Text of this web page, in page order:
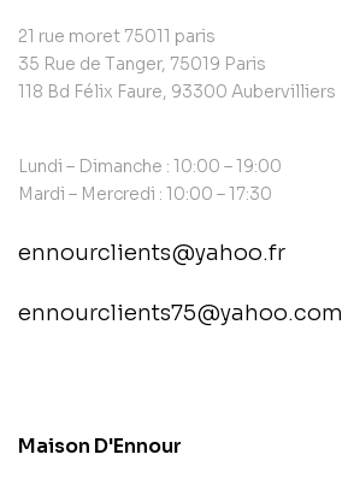
21 rue moret 75011 paris
35 Rue de Tanger, 75019 Paris
118 Bd Félix Faure, 93300 Aubervilliers
Lundi – Dimanche : 10:00 – 19:00
Mardi – Mercredi : 10:00 – 17:30
ennourclients@yahoo.fr
ennourclients75@yahoo.com
Maison D'Ennour